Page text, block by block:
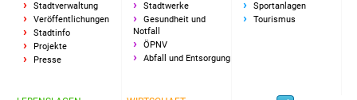
Zehntscheuer
Stadtverwaltung
Veröffentlichungen
Stadtinfo
Projekte
Presse
Stadtwerke
Gesundheit und
Notfall
ÖPNV
Abfall und Entsorgung
Sportanlagen
Tourismus